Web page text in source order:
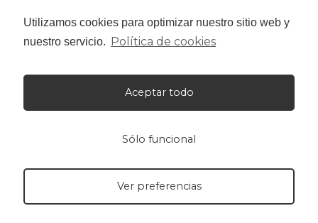
Utilizamos cookies para optimizar nuestro sitio web y
nuestro servicio. Política de cookies
Aceptar todo
Sólo funcional
Ver preferencias
Niños con Amor© 2023 Todos los derechos reservados